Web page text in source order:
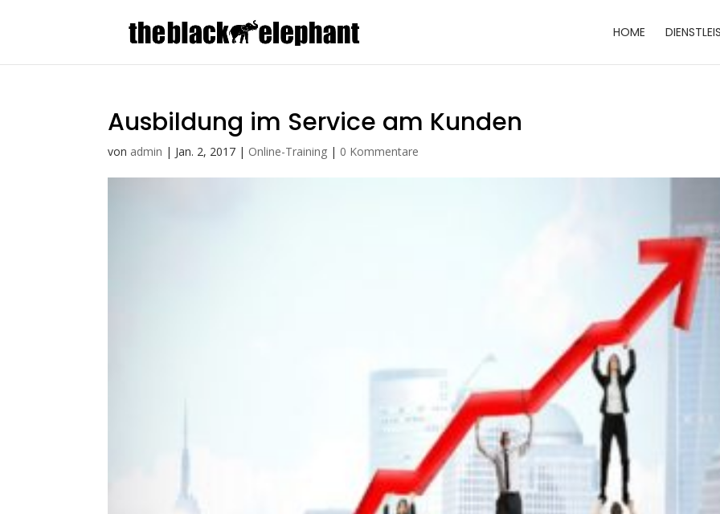
HOME
Ausbildung im Service am Kunden
von admin | Jan. 2, 2017 | Online-Training | 0 Kommentare